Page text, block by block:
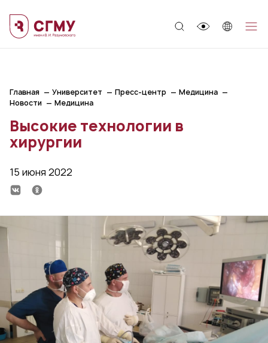
Главная Университет Пресс-центр
Медицина
Новости
Медицина
Высокие технологии в
хирургии
15 июня 2022